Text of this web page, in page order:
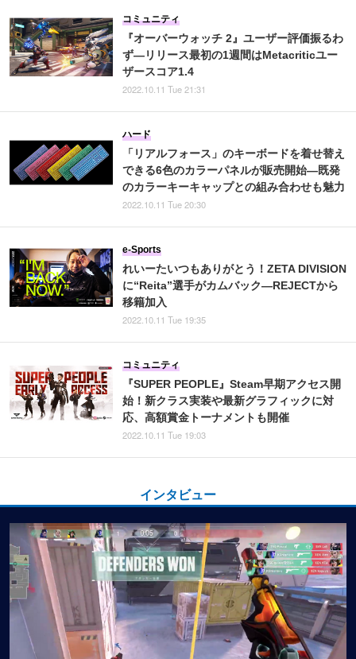
『オーバーウォッチ 2』ユーザー評価振るわ
ず―リリース最初の1週間はMetacriticユー
ザースコア1.4
コミュニティ
2022.10.11 Tue 21:31
「リアルフォース」のキーボードを着せ替え
できる6色のカラーパネルが販売開始―既発
のカラーキーキャップとの組み合わせも魅力
ハード
2022.10.11 Tue 20:30
れいーたいつもありがとう！ZETA DIVISION
に“Reita”選手がカムバック―REJECTから
移籍加入
e-Sports
2022.10.11 Tue 19:35
『SUPER PEOPLE』Steam早期アクセス開
始！新クラス実装や最新グラフィックに対
応、高額賞金トーナメントも開催
コミュニティ
2022.10.11 Tue 19:03
インタビュー